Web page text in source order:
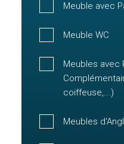
Meuble avec
Meuble WC
Meubles avec
coiffeuse,...)
Meubles